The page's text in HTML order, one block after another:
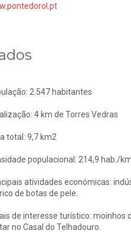
2.547 habitantes
4 km de Torres Vedras
total: 9,7 km2
populacional: 214,9 hab./
atividades económicas:
de botas de pele.
de interesse turístico:
no Casal do Telhadouro.